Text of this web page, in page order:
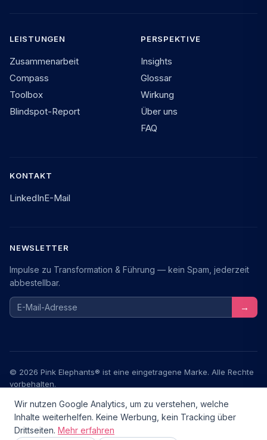
LEISTUNGEN
Zusammenarbeit
Compass
Toolbox
Blindspot-Report
PERSPEKTIVE
Insights
Glossar
Wirkung
Über uns
FAQ
KONTAKT
LinkedInE-Mail
NEWSLETTER
Impulse zu Transformation & Führung — kein Spam, jederzeit
abbestellbar.
E-Mail-Adresse →
© 2026 Pink Elephants® ist eine eingetragene Marke. Alle Rechte
vorbehalten.
ImpressumDatenschutzAGB
Transformationstools.de — ein Community-Projekt
Wir nutzen Google Analytics, um zu verstehen, welche
Inhalte weiterhelfen. Keine Werbung, kein Tracking über
Drittseiten. Mehr erfahren